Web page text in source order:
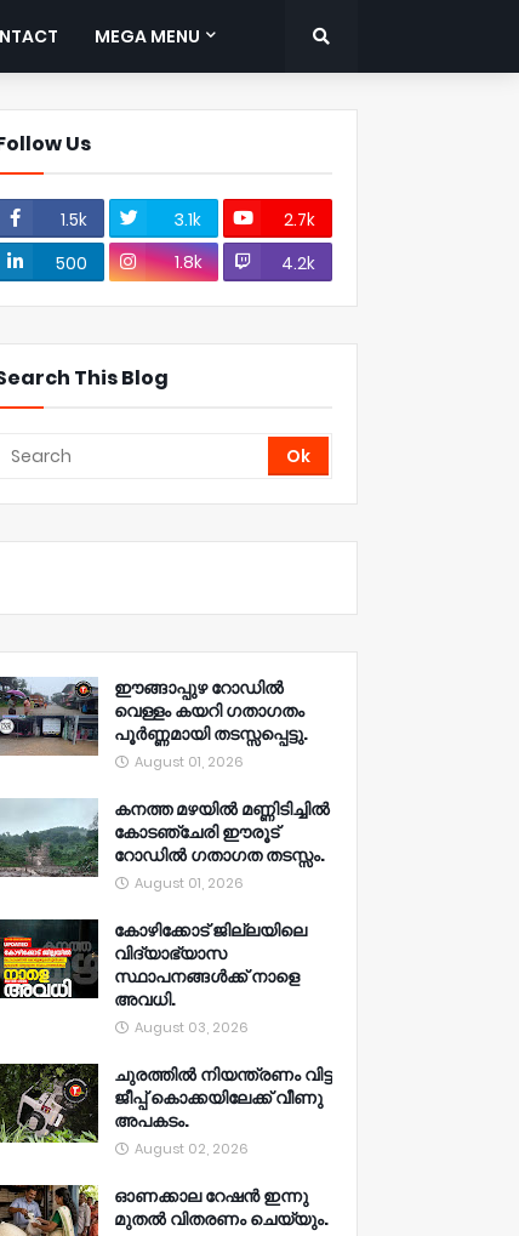
MEGA MENU
Us
1.5k 3.1k
2.7k
500
1.8k 4.2k
This Blog
ഈങ്ങാപ്പുഴ റോഡിൽ
വെള്ളം കയറി ഗതാഗതം
പൂർണ്ണമായി തടസ്സപ്പെട്ടു.
August 01, 2026
കനത്ത മഴയിൽ മണ്ണിടിച്ചിൽ
കോടഞ്ചേരി ഈരൂട്
റോഡിൽ ഗതാഗത തടസ്സം.
August 01, 2026
കോഴിക്കോട് ജില്ലയിലെ
വിദ്യാഭ്യാസ
സ്ഥാപനങ്ങൾക്ക് നാളെ
അവധി.
August 03, 2026
ചുരത്തിൽ നിയന്ത്രണം വിട്ട
ജീപ്പ് കൊക്കയിലേക്ക് വീണു
അപകടം.
August 02, 2026
ഓണക്കാല റേഷൻ ഇന്നു
മുതല്‍ വിതരണം ചെയ്യും.